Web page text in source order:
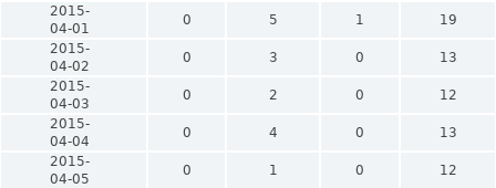
2015-
04-01
0 5 1
19
2015-
04-02
0 3 0
13
2015-
04-03
0 2 0
12
2015-
04-04
0 4 0
13
2015-
04-05
0 1 0
12